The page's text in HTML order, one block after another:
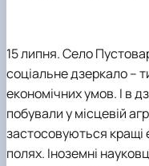
Підготовчий
Для іноземців /
Військова освіта
Пільги
Біоетична комісія
Наукові видання
Наука для бізнесу
Державні
Офіційна
Антикорупційні
Гендерна
Контактна
15 липня. Село
соціальне дзеркало –
економічних умов. І в
побували у місцевій
застосовуються кращі
полях. Іноземні